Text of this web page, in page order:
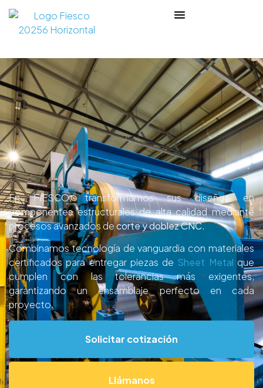
En FIESCO, transformamos sus diseños en
componentes estructurales de alta calidad mediante
procesos avanzados decorte y doblez CNC.
Combinamos tecnología de vanguardia con materiales
certificados para entregar piezas de Sheet Metal que
cumplen con las tolerancias más exigentes,
garantizando un ensamblaje perfecto en cada
proyecto.
Solicitar cotización
Llámanos